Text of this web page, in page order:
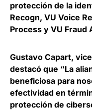
protección de la
Recogn, VU Voice
Process y VU
Gustavo Capart,
destacó que “La
beneficiosa para
efectividad en
protección de